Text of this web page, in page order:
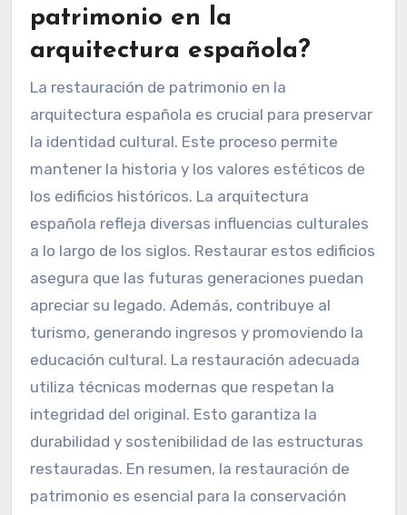
patrimonio en la
arquitectura española?
La restauración de patrimonio en la
arquitectura española es crucial para preservar
la identidad cultural. Este proceso permite
mantener la historia y los valores estéticos de
los edificios históricos. La arquitectura
española refleja diversas influencias culturales
a lo largo de los siglos. Restaurar estos edificios
asegura que las futuras generaciones puedan
apreciar su legado. Además, contribuye al
turismo, generando ingresos y promoviendo la
educación cultural. La restauración adecuada
utiliza técnicas modernas que respetan la
integridad del original. Esto garantiza la
durabilidad y sostenibilidad de las estructuras
restauradas. En resumen, la restauración de
patrimonio es esencial para la conservación